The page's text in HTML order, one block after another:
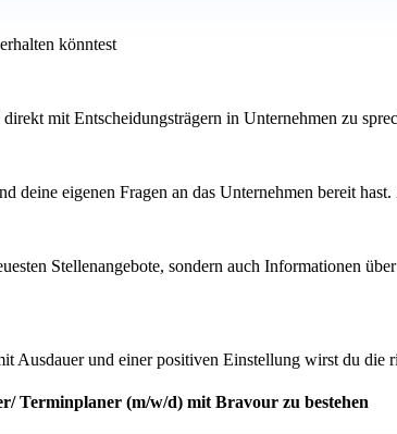
könntest
mit Entscheidungsträgern in Unternehmen zu
deine eigenen Fragen an das Unternehmen bereit
Stellenangebote, sondern auch Informationen
Ausdauer und einer positiven Einstellung wirst du die
Terminplaner (m/w/d) mit Bravour zu bestehen